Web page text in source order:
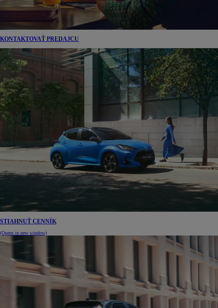
KONTAKTOVAŤ PREDAJCU
STIAHNUŤ CENNÍK
(Opens in new window)